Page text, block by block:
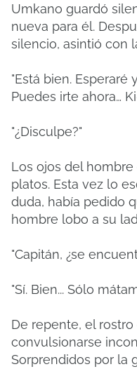
Umkano guardó
nueva para él.
silencio, asintió con
"Está bien. Esperaré
Puedes irte ahora…
"¿Disculpe?"
Los ojos del
platos. Esta vez lo
duda, había pedido
hombre lobo a su
"Capitán, ¿se
"Sí. Bien... Sólo
De repente, el
convulsionarse
Sorprendidos por la